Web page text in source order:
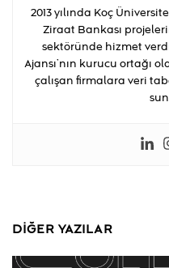
2013 yılında Koç
Ziraat Bankası
sektöründe hizmet
Ajansı’nın kurucu ortağı
çalışan firmalara veri
DIĞER YAZILAR